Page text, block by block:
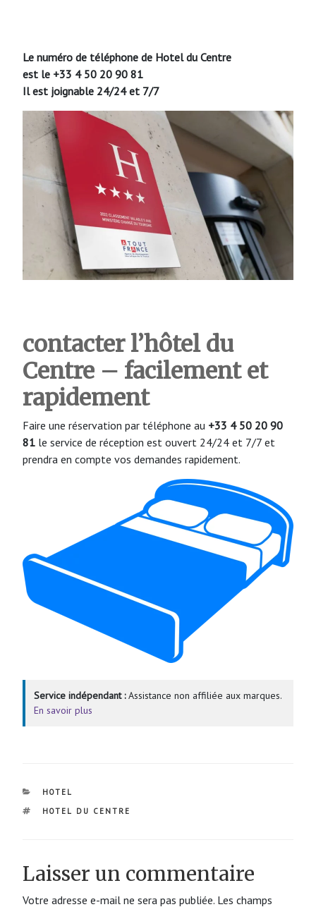
Le numéro de téléphone de Hotel du Centre
est le +33 4 50 20 90 81
Il est joignable 24/24 et 7/7
contacter l’hôtel du
Centre – facilement et
rapidement
Faire une réservation par téléphone au +33 4 50 20 90
81 le service de réception est ouvert 24/24 et 7/7 et
prendra en compte vos demandes rapidement.
Service indépendant :Assistance non affiliée aux marques.
En savoir plus
CATÉGORIES
HOTEL
ÉTIQUETTES
HOTEL DU CENTRE
Laisser un commentaire
Votre adresse e-mail ne sera pas publiée. Les champs